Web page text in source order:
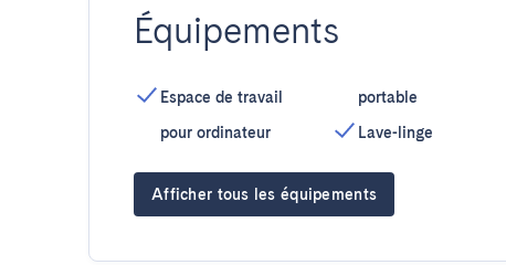
Équipements
Espace de travail
pour ordinateur
portable
Lave-linge
Afficher tous les équipements